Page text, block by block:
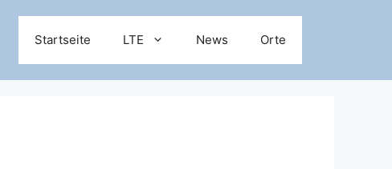
Startseite LTE News Orte